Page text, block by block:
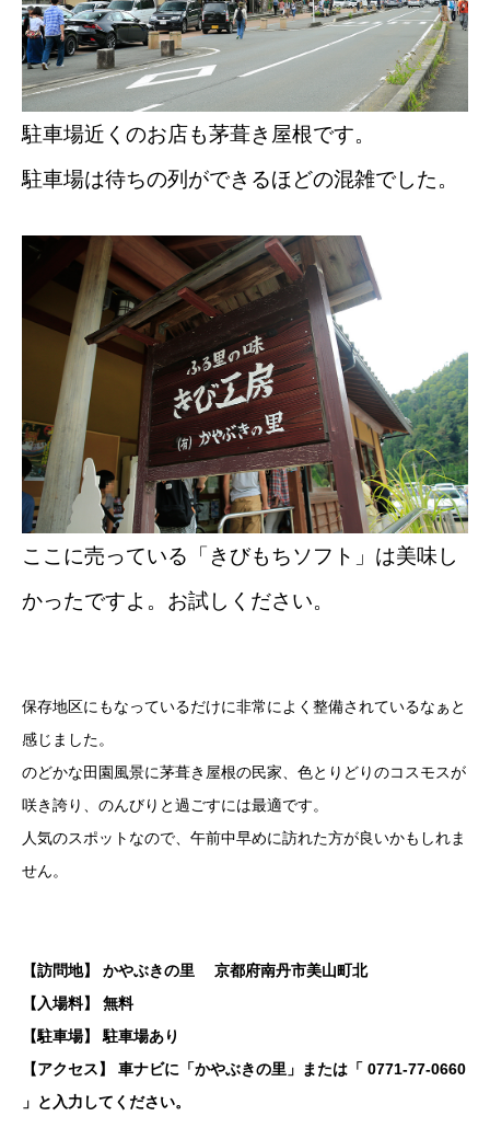
駐車場近くのお店も茅葺き屋根です。
駐車場は待ちの列ができるほどの混雑でした。
ここに売っている「きびもちソフト」は美味し
かったですよ。お試しください。
保存地区にもなっているだけに非常によく整備されているなぁと
感じました。
のどかな田園風景に茅葺き屋根の民家、色とりどりのコスモスが
咲き誇り、のんびりと過ごすには最適です。
人気のスポットなので、午前中早めに訪れた方が良いかもしれま
せん。
【訪問地】 かやぶきの里
京都府南丹市美山町北
【入場料】 無料
【駐車場】 駐車場あり
【アクセス】
車ナビに「かやぶきの里」または「 0771-77-0660
」と入力してください。